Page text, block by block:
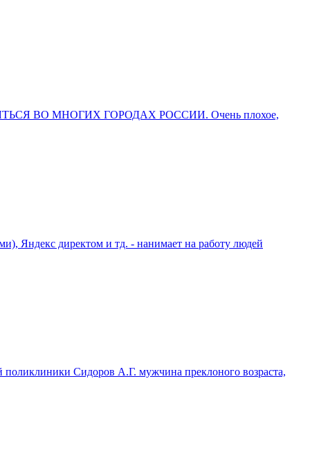
ВО МНОГИХ ГОРОДАХ РОССИИ. Очень плохое,
Яндекс директом и тд. - нанимает на работу людей
поликлиники Сидоров А.Г. мужчина преклоного возраста,